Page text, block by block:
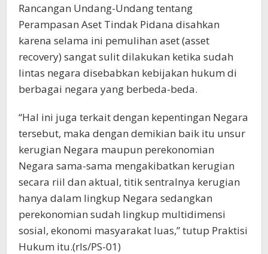
Rancangan Undang-Undang tentang
Perampasan Aset Tindak Pidana disahkan
karena selama ini pemulihan aset (asset
recovery) sangat sulit dilakukan ketika sudah
lintas negara disebabkan kebijakan hukum di
berbagai negara yang berbeda-beda.
“Hal ini juga terkait dengan kepentingan Negara
tersebut, maka dengan demikian baik itu unsur
kerugian Negara maupun perekonomian
Negara sama-sama mengakibatkan kerugian
secara riil dan aktual, titik sentralnya kerugian
hanya dalam lingkup Negara sedangkan
perekonomian sudah lingkup multidimensi
sosial, ekonomi masyarakat luas,” tutup Praktisi
Hukum itu.(rls/PS-01)